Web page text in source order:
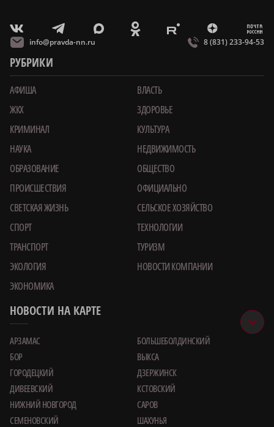
V T X O E Z m
info@pravda-nn.ru 8 (831) 233-94-53
РУБРИКИ
АФИША
ВЛАСТЬ
ЖКХ
ЗДОРОВЬЕ
КРИМИНАЛ
КУЛЬТУРА
НАУКА
НЕДВИЖИМОСТЬ
ОБРАЗОВАНИЕ
ОБЩЕСТВО
ПРОИСШЕСТВИЯ
ОФИЦИАЛЬНО
СВЕТСКАЯ ЖИЗНЬ
СЕЛЬСКОЕ ХОЗЯЙСТВО
СПОРТ
ТЕХНОЛОГИИ
ТРАНСПОРТ
ТУРИЗМ
ЭКОЛОГИЯ
НОВОСТИ КОМПАНИИ
ЭКОНОМИКА
НОВОСТИ НА КАРТЕ
АРЗАМАС
БОЛЬШЕБОЛДИНСКИЙ
БОР
ВЫКСА
ГОРОДЕЦКИЙ
ДЗЕРЖИНСК
ДИВЕЕВСКИЙ
КСТОВСКИЙ
НИЖНИЙ НОВГОРОД
САРОВ
СЕМЕНОВСКИЙ
ШАХУНЬЯ